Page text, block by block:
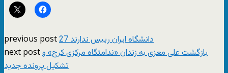
previous post 27 دانشگاه ایران رییس ندارند
next postبازگشت علی معزی به زندان «ندامتگاه مرکزی کرج» و
تشکیل پرونده جدید